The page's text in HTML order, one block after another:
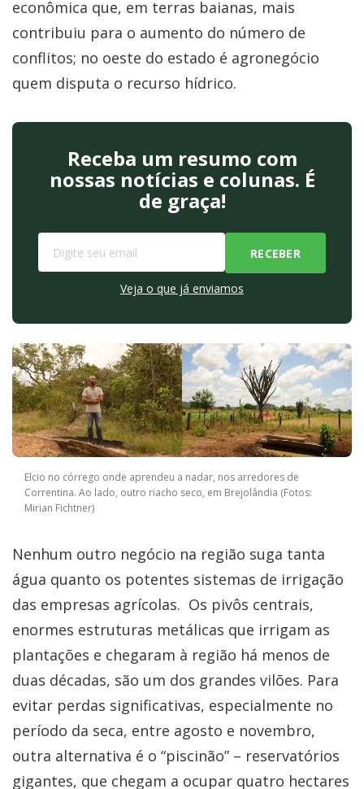
econômica que, em terras baianas, mais
contribuiu para o aumento do número de
conflitos; no oeste do estado é agronegócio
quem disputa o recurso hídrico.
Receba um resumo com
nossas notícias e colunas. É
de graça!
Veja o que já enviamos
Elcio no córrego onde aprendeu a nadar, nos arredores de
Correntina. Ao lado, outro riacho seco, em Brejolândia (Fotos:
Mirian Fichtner)
Nenhum outro negócio na região suga tanta
água quanto os potentes sistemas de irrigação
das empresas agrícolas. Os pivôs centrais,
enormes estruturas metálicas que irrigam as
plantações e chegaram à região há menos de
duas décadas, são um dos grandes vilões. Para
evitar perdas significativas, especialmente no
período da seca, entre agosto e novembro,
outra alternativa é o “piscinão” – reservatórios
gigantes, que chegam a ocupar quatro hectares